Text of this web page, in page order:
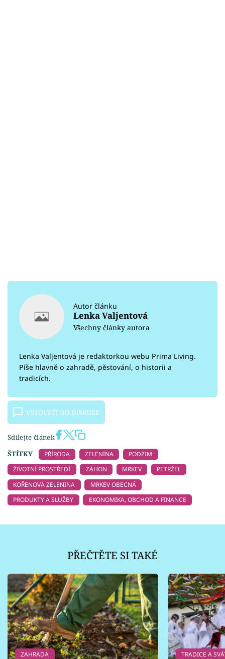
Autor článku
Lenka Valjentová
Všechny články autora
Lenka Valjentová je redaktorkou webu Prima Living.
Píše hlavně o zahradě, pěstování, o historii a
tradicích.
VSTOUPIT DO DISKUZE
Sdílejte článek
ŠTÍTKY
PŘÍRODA ZELENINA
PODZIM
ŽIVOTNÍ PROSTŘEDÍ
ZÁHON MRKEV
PETRŽEL
KOŘENOVÁ ZELENINA
MRKEV OBECNÁ
PRODUKTY A SLUŽBY
EKONOMIKA, OBCHOD A FINANCE
PŘEČTĚTE SI TAKÉ
ZAHRADA TRADICE A